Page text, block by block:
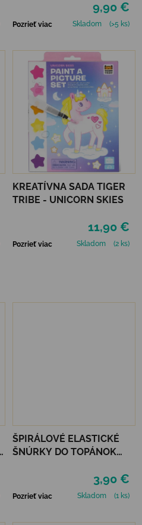
9,90 €
Pozrieť viac Skladom (>5 ks)
KREATÍVNA SADA TIGER
TRIBE - UNICORN SKIES
11,90 €
Pozrieť viac Skladom (2 ks)
ŠPIRÁLOVÉ ELASTICKÉ
ŠNÚRKY DO TOPÁNOK
3,90 €
Pozrieť viac Skladom (1 ks)